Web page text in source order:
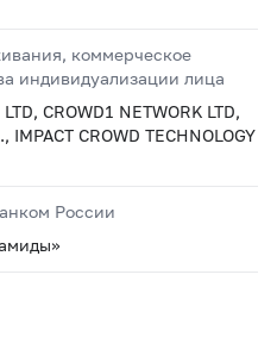
коммерческое
индивидуализации лица
CROWD1 NETWORK LTD,
CROWD TECHNOLOGY
России